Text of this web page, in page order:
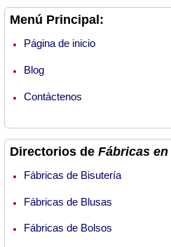
Menú Principal:
Página de inicio
Blog
Contáctenos
Directorios de Fábricas
Fábricas de Bisutería
Fábricas de Blusas
Fábricas de Bolsos